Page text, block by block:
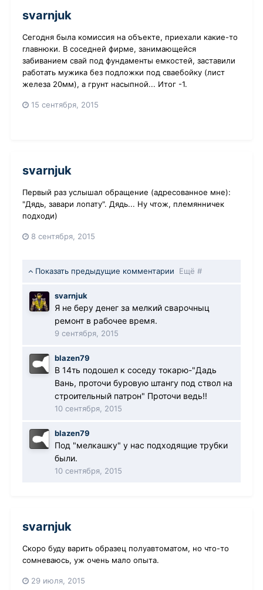
svarnjuk
Сегодня была комиссия на объекте, приехали какие-то
главнюки. В соседней фирме, занимающейся
забиванием свай под фундаменты емкостей, заставили
работать мужика без подложки под сваебойку (лист
железа 20мм), а грунт насыпной... Итог -1.
15 сентября, 2015
svarnjuk
Первый раз услышал обращение (адресованное мне):
"Дядь, завари лопату". Дядь... Ну чтож, племянничек
подходи)
8 сентября, 2015
Показать предыдущие комментарии Ещё #
svarnjuk
Я не беру денег за мелкий сварочныц
ремонт в рабочее время.
9 сентября, 2015
blazen79
В 14ть подошел к соседу токарю-"Дадь
Вань, проточи буровую штангу под ствол на
строительный патрон" Проточи ведь!!
10 сентября, 2015
blazen79
Под "мелкашку" у нас подходящие трубки
были.
10 сентября, 2015
svarnjuk
Скоро буду варить образец полуавтоматом, но что-то
сомневаюсь, уж очень мало опыта.
29 июля, 2015